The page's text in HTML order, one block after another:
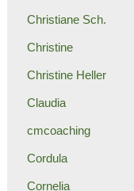
Christiane Sch.
Christine
Christine Heller
Claudia
cmcoaching
Cordula
Cornelia